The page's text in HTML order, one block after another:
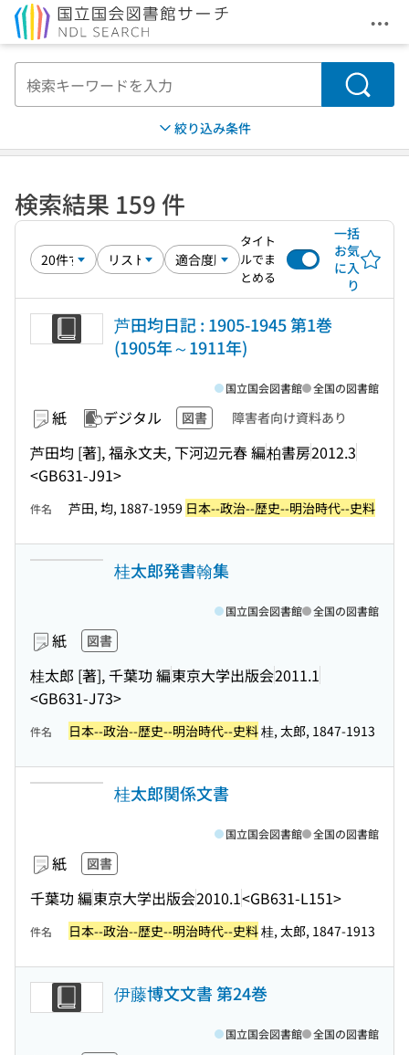
メ
検索
絞り込み条件
検索結果 159 件
タイト
ルでま
とめる
一括
お気
に入
り
芦田均日記 : 1905-1945 第1巻
(1905年～1911年)
紙 デジタル 図書 障害者向け資料あり
芦田均 [著], 福永文夫, 下河辺元春 編柏書房2012.3
<GB631-J91>
国立国会図書館 全国の図書館
件名 芦田, 均, 1887-1959 日本--政治--歴史--明治時代--史料
桂太郎発書翰集
紙 図書
桂太郎 [著], 千葉功 編東京大学出版会2011.1
<GB631-J73>
国立国会図書館 全国の図書館
件名 日本--政治--歴史--明治時代--史料桂, 太郎, 1847-1913
桂太郎関係文書
紙 図書
千葉功 編東京大学出版会2010.1<GB631-L151>
国立国会図書館 全国の図書館
件名 日本--政治--歴史--明治時代--史料桂, 太郎, 1847-1913
伊藤博文文書 第24巻
国立国会図書館 全国の図書館